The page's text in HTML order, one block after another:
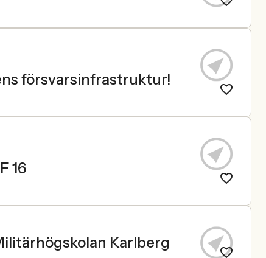
försvarsinfrastruktur!
16
Karlberg